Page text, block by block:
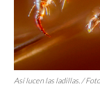
Así lucen las ladillas. /